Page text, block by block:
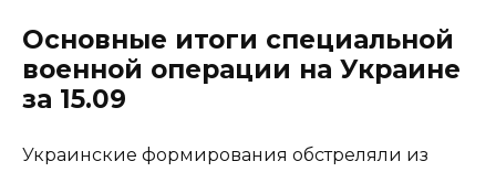
Основные итоги специальной
военной операции на Украине
за 15.09
Украинские формирования обстреляли из